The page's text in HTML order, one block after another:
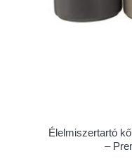
Élelmiszertartó
–